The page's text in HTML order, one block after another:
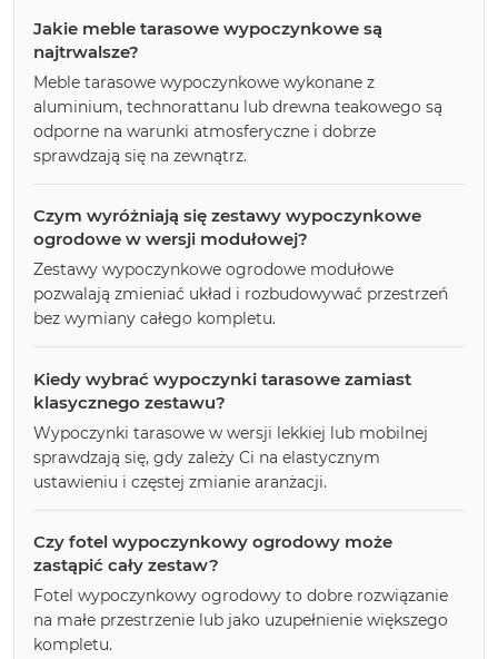
Jakie meble tarasowe wypoczynkowe są
najtrwalsze?
Meble tarasowe wypoczynkowe wykonane z
aluminium, technorattanu lub drewna teakowego są
odporne na warunki atmosferyczne i dobrze
sprawdzają się na zewnątrz.
Czym wyróżniają się zestawy wypoczynkowe
ogrodowe w wersji modułowej?
Zestawy wypoczynkowe ogrodowe modułowe
pozwalają zmieniać układ i rozbudowywać przestrzeń
bez wymiany całego kompletu.
Kiedy wybrać wypoczynki tarasowe zamiast
klasycznego zestawu?
Wypoczynki tarasowe w wersji lekkiej lub mobilnej
sprawdzają się, gdy zależy Ci na elastycznym
ustawieniu i częstej zmianie aranżacji.
Czy fotel wypoczynkowy ogrodowy może
zastąpić cały zestaw?
Fotel wypoczynkowy ogrodowy to dobre rozwiązanie
na małe przestrzenie lub jako uzupełnienie większego
kompletu.